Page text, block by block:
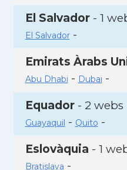
El Salvador- 1
El Salvador-
Emirats Àrabs
Abu Dhabi - Dubai -
Equador- 2 webs
Guayaquil - Quito -
Eslovàquia - 1
Bratislava -